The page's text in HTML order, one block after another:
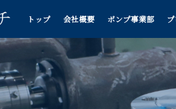
トップ 会社概要 ポンプ事業部